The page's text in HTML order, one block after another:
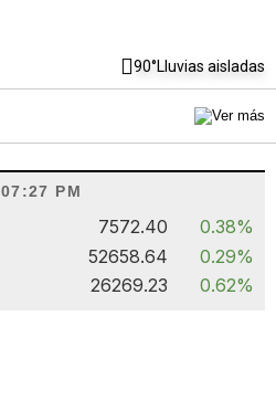
90°Lluvias aisladas
07:27 PM
7572.40
0.38%
52658.64
0.29%
26269.23 0.62%